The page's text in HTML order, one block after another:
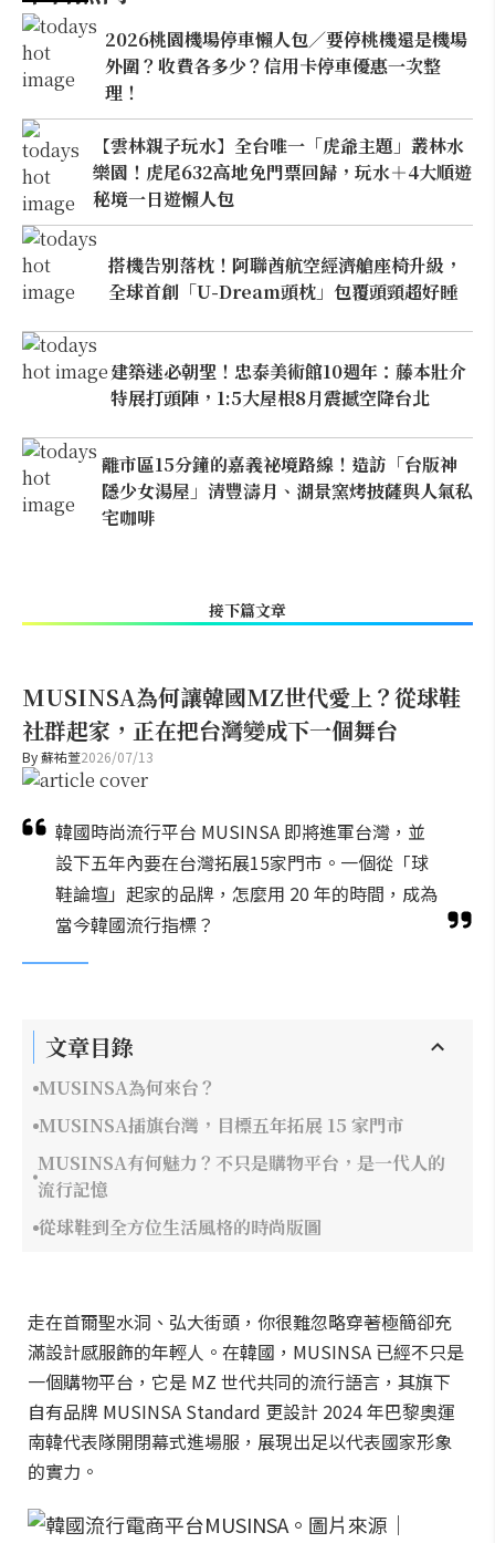
2026桃園機場停車懶人包／要停桃機還是機場
外圍？收費各多少？信用卡停車優惠一次整
理！
【雲林親子玩水】全台唯一「虎爺主題」叢林水
樂園！虎尾632高地免門票回歸，玩水＋4大順遊
秘境一日遊懶人包
搭機告別落枕！阿聯酋航空經濟艙座椅升級，
全球首創「U-Dream頭枕」包覆頭頸超好睡
建築迷必朝聖！忠泰美術館10週年：藤本壯介
特展打頭陣，1:5大屋根8月震撼空降台北
離市區15分鐘的嘉義祕境路線！造訪「台版神
隱少女湯屋」清豐濤月、湖景窯烤披薩與人氣私
宅咖啡
接下篇文章
MUSINSA為何讓韓國MZ世代愛上？從球鞋
社群起家，正在把台灣變成下一個舞台
By蘇祐萱2026/07/13
韓國時尚流行平台 MUSINSA 即將進軍台灣，並
設下五年內要在台灣拓展15家門市。一個從「球
鞋論壇」起家的品牌，怎麼用 20 年的時間，成為
當今韓國流行指標？
文章目錄
MUSINSA為何來台？
MUSINSA插旗台灣，目標五年拓展 15 家門市
MUSINSA有何魅力？不只是購物平台，是一代人的
流行記憶
從球鞋到全方位生活風格的時尚版圖
走在首爾聖水洞、弘大街頭，你很難忽略穿著極簡卻充
滿設計感服飾的年輕人。在韓國，MUSINSA 已經不只是
一個購物平台，它是 MZ 世代共同的流行語言，其旗下
自有品牌 MUSINSA Standard 更設計 2024 年巴黎奧運
南韓代表隊開閉幕式進場服，展現出足以代表國家形象
的實力。